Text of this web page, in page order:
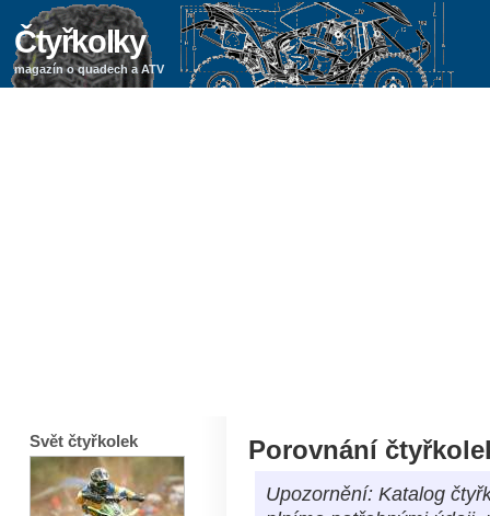
Čtyřkolky
magazín o quadech a ATV
Porovnání
Upozornění: Katalog
Svět čtyřkolek